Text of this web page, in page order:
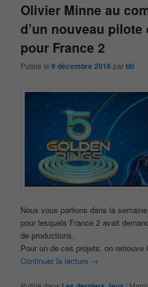
Olivier Minne au
d’un nouveau pilote
pour France 2
Publié le9 décembre 2016 partiti
Nous vous parlions dans la
pour lesquels France 2 avait
de productions.
Pour un de ces projets, on retrouve
Continuer la lecture →